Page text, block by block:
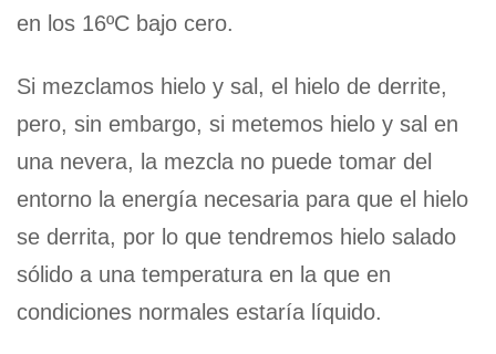
en los 16ºC bajo cero.
Si mezclamos hielo y sal, el hielo de derrite,
pero, sin embargo, si metemos hielo y sal en
una nevera, la mezcla no puede tomar del
entorno la energía necesaria para que el hielo
se derrita, por lo que tendremos hielo salado
sólido a una temperatura en la que en
condiciones normales estaría líquido.